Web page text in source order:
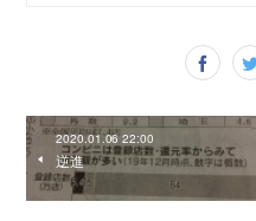
2020.01.06 22:00
逆進